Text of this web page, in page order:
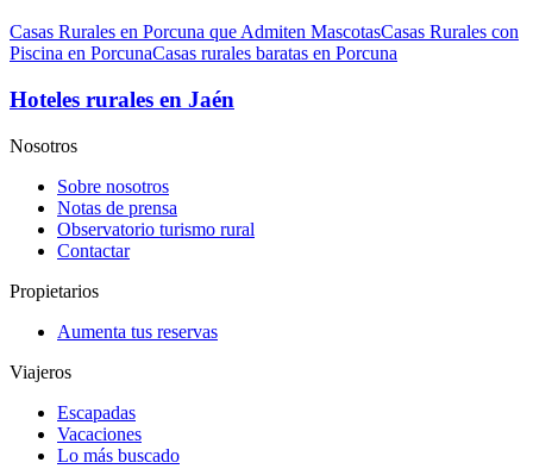
Casas Rurales en Porcuna que Admiten MascotasCasas Rurales con
Piscina en PorcunaCasas rurales baratas en Porcuna
Hoteles rurales en Jaén
Nosotros
Sobre nosotros
Notas de prensa
Observatorio turismo rural
Contactar
Propietarios
Aumenta tus reservas
Viajeros
Escapadas
Vacaciones
Lo más buscado